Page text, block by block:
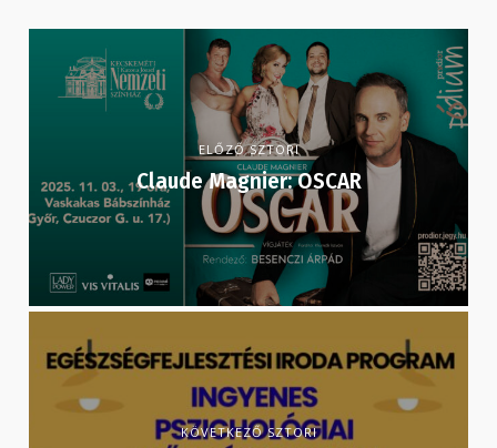
ELŐZŐ SZTORI
Claude Magnier: OSCAR
KÖVETKEZŐ SZTORI